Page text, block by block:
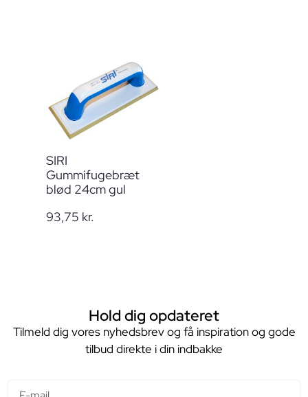
SIRI
Gummifugebræt
blød 24cm gul
93,75 kr.
Hold dig opdateret
Tilmeld dig vores nyhedsbrev og få inspiration og gode
tilbud direkte i din indbakke